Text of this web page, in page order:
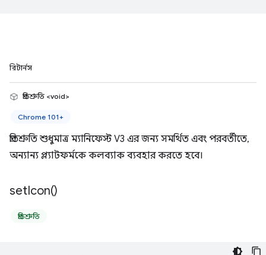
রিটার্নস
প্রতিশ্রুতি <void>
Chrome 101+
প্রতিশ্রুতি শুধুমাত্র ম্যানিফেস্ট V3 এর জন্য সমর্থিত এবং পরবর্তীতে,
অন্যান্য প্ল্যাটফর্মকে কলব্যাক ব্যবহার করতে হবে।
setIcon()
প্রতিশ্রুতি